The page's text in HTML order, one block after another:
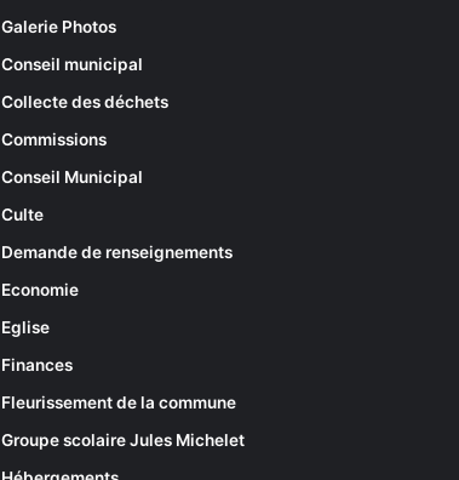
Galerie Photos
Conseil municipal
Collecte des déchets
Commissions
Conseil Municipal
Culte
Demande de renseignements
Economie
Eglise
Finances
Fleurissement de la commune
Groupe scolaire Jules Michelet